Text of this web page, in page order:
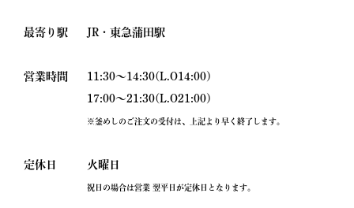
最寄り駅 JR・東急蒲田駅
営業時間
11:30～14:30(L.O14:00)
17:00～21:30(L.O21:00)
※釜めしのご注文の受付は、上記より早く終了します。
定休日 火曜日
祝日の場合は営業 翌平日が定休日となります｡